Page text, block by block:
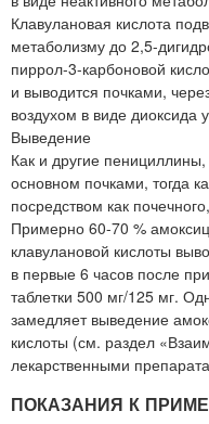
Клавулановая кислота
метаболизму до 2,5-
пиррол-3-карбоновой
и выводится почками,
воздухом в виде диоксида
Выведение
Как и другие
основном почками, тогда
посредством как
Примерно 60-70 %
клавулановой кислоты
в первые 6 часов после
таблетки 500 мг/125 мг.
замедляет выведение
кислоты (см. раздел
лекарственными
ПОКАЗАНИЯ К